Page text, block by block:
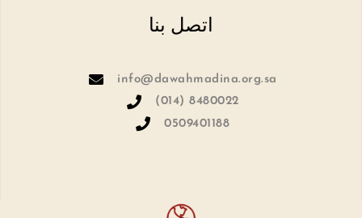
اتصل بنا
info@dawahmadina.org.sa
(014) 8480022
0509401188